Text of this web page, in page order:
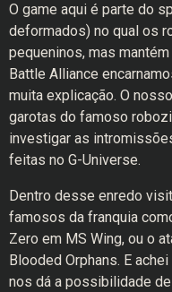
O game aqui é parte do
deformados) no qual os
pequeninos, mas
Battle Alliance
muita explicação. O
garotas do famoso
investigar as
feitas no G-Universe.
Dentro desse enredo
famosos da franquia
Zero em MS Wing, ou o
Blooded Orphans. E
nos dá a possibilidade